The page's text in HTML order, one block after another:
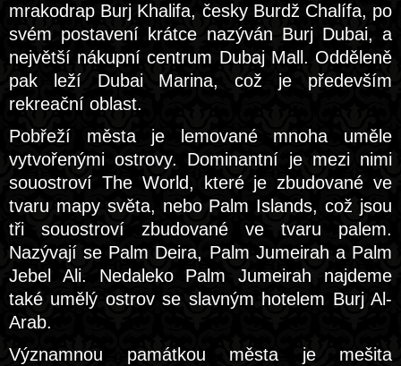
mrakodrap Burj Khalifa, česky Burdž Chalífa, po
svém postavení krátce nazýván Burj Dubai, a
největší nákupní centrum Dubaj Mall. Odděleně
pak leží Dubai Marina, což je především
rekreační oblast.
Pobřeží města je lemované mnoha uměle
vytvořenými ostrovy. Dominantní je mezi nimi
souostroví The World, které je zbudované ve
tvaru mapy světa, nebo Palm Islands, což jsou
tři souostroví zbudované ve tvaru palem.
Nazývají se Palm Deira, Palm Jumeirah a Palm
Jebel Ali. Nedaleko Palm Jumeirah najdeme
také umělý ostrov se slavným hotelem Burj Al-
Arab.
Významnou památkou města je mešita